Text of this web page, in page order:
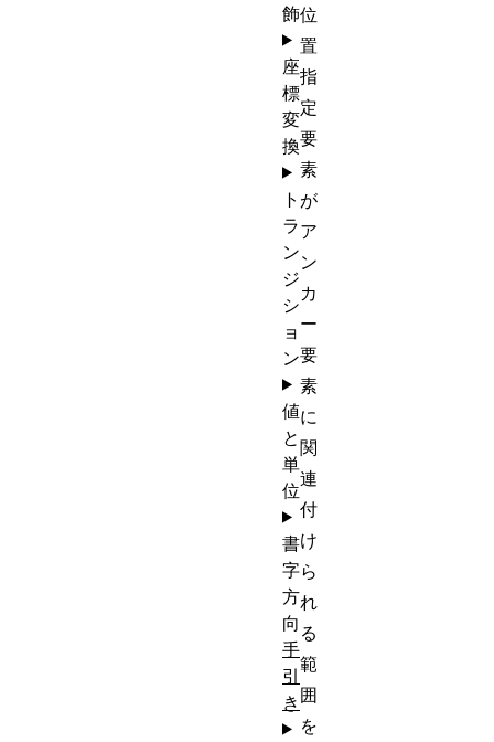
位
置
指
定
要
素
が
ア
ン
カ
ー
要
素
に
関
連
付
け
ら
れ
る
範
囲
を
飾
座
標
変
換
ト
ラ
ン
ジ
シ
ョ
ン
値
と
単
位
書
字
方
向
手
引
き